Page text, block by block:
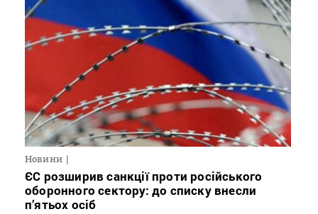
Новини
ЄС розширив санкції проти російського
оборонного сектору: до списку внесли
п’ятьох осіб